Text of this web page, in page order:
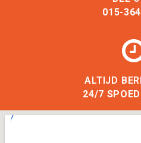
015-
ALTIJD
24/7